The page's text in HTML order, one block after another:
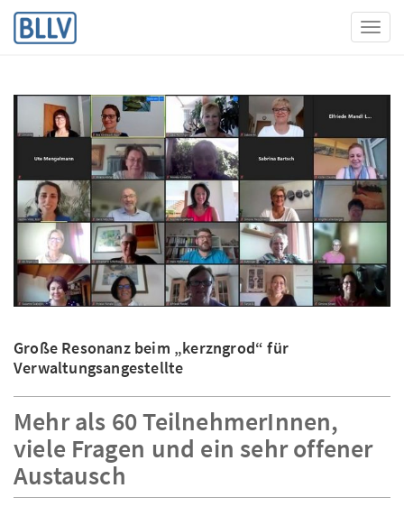
Große Resonanz beim „kerzngrod“ für
Verwaltungsangestellte
Mehr als 60 TeilnehmerInnen,
viele Fragen und ein sehr offener
Austausch